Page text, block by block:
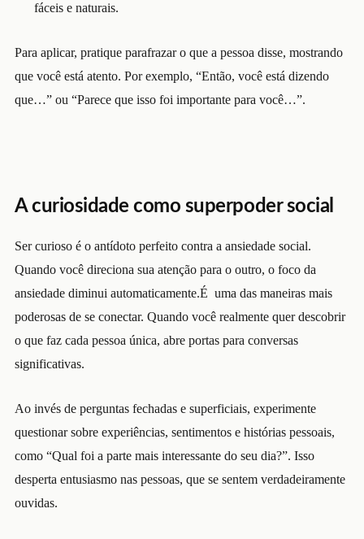
fáceis e naturais.
Para aplicar, pratique parafrazar o que a pessoa disse, mostrando
que você está atento. Por exemplo, “Então, você está dizendo
que…” ou “Parece que isso foi importante para você…”.
A curiosidade como superpoder social
Ser curioso é o antídoto perfeito contra a ansiedade social.
Quando você direciona sua atenção para o outro, o foco da
ansiedade diminui automaticamente.É uma das maneiras mais
poderosas de se conectar. Quando você realmente quer descobrir
o que faz cada pessoa única, abre portas para conversas
significativas.
Ao invés de perguntas fechadas e superficiais, experimente
questionar sobre experiências, sentimentos e histórias pessoais,
como “Qual foi a parte mais interessante do seu dia?”. Isso
desperta entusiasmo nas pessoas, que se sentem verdadeiramente
ouvidas.